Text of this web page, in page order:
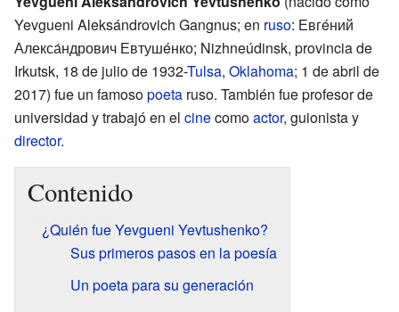
Yevgueni Aleksándrovich Gangnus; en ruso: Евгéний
Алекса́ндрович Евтушéнко; Nizhneúdinsk, provincia de
Irkutsk, 18 de julio de 1932-Tulsa, Oklahoma; 1 de abril de
2017) fue un famosopoeta ruso. También fue profesor de
universidad y trabajó en el cinecomoactor, guionista y
director.
Contenido
¿Quién fue Yevgueni Yevtushenko?
Sus primeros pasos en la poesía
Un poeta para su generación